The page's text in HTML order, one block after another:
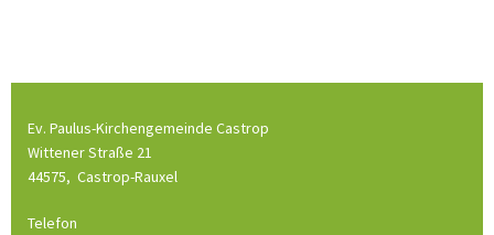
Ev. Paulus-Kirchengemeinde Castrop
Wittener Straße 21
44575, Castrop-Rauxel
Telefon